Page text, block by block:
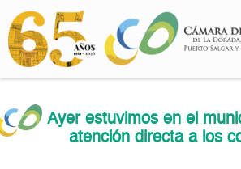
Ayer estuvimos en el
atención directa a los